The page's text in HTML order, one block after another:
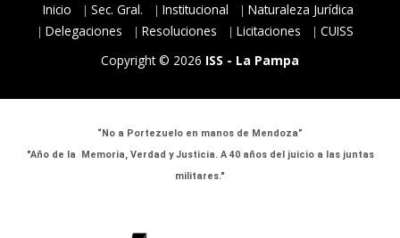
Inicio Sec. Gral. Institucional
Naturaleza Jurídica
Delegaciones
Resoluciones Licitaciones
CUISS
Copyright © 2026 ISS - La Pampa
“No a Portezuelo en manos de Mendoza”
"Año de la Memoria, Verdad y Justicia. A 40 años del juicio a las juntas
militares."